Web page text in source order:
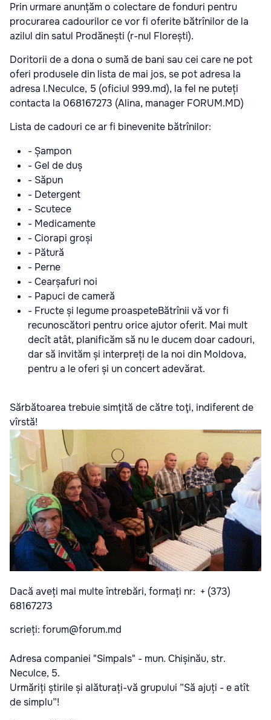
Prin urmare anunțăm o colectare de fonduri pentru
procurarea cadourilor ce vor fi oferite bătrînilor de la
azilul din satul Prodănești (r-nul Florești).
Doritorii de a dona o sumă de bani sau cei care ne pot
oferi produsele din lista de mai jos, se pot adresa la
adresa I.Neculce, 5 (oficiul 999.md), la fel ne puteți
contacta la 068167273 (Alina, manager FORUM.MD)
Lista de cadouri ce ar fi binevenite bătrînilor:
- Șampon
- Gel de duș
- Săpun
- Detergent
- Scutece
- Medicamente
- Ciorapi groși
- Pătură
- Perne
- Cearșafuri noi
- Papuci de cameră
- Fructe și legume proaspeteBătrînii vă vor fi
recunoscători pentru orice ajutor oferit. Mai mult
decît atât, planificăm să nu le ducem doar cadouri,
dar să invităm și interpreți de la noi din Moldova,
pentru a le oferi și un concert adevărat.
Sărbătoarea trebuie simţită de către toţi, indiferent de
vîrstă!
Dacă aveți mai multe întrebări, formați nr: + (373)
68167273
scrieți: forum@forum.md
Adresa companiei "Simpals" - mun. Chișinău, str.
Neculce, 5.
Urmăriți știrile și alăturați-vă grupului ”Să ajuți - e atît
de simplu”!